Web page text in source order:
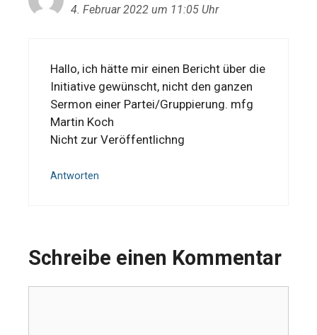
4. Februar 2022 um 11:05 Uhr
Hallo, ich hätte mir einen Bericht über die
Initiative gewünscht, nicht den ganzen
Sermon einer Partei/Gruppierung. mfg
Martin Koch
Nicht zur Veröffentlichng
Antworten
Schreibe einen Kommentar